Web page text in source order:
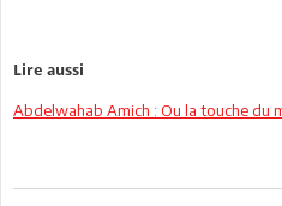
Lire aussi
Abdelwahab Amich : Ou la touche du